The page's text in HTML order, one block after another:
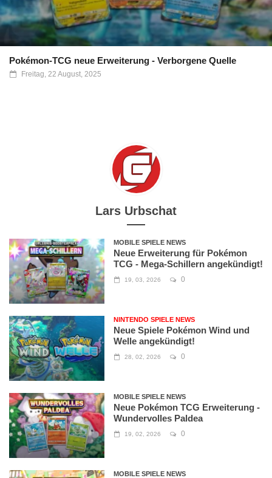
Pokémon-TCG neue Erweiterung - Verborgene Quelle
Freitag, 22 August, 2025
Lars Urbschat
MOBILE SPIELE NEWS
Neue Erweiterung für Pokémon
TCG - Mega-Schillern angekündigt!
19, 03, 2026 0
NINTENDO SPIELE NEWS
Neue Spiele Pokémon Wind und
Welle angekündigt!
28, 02, 2026 0
MOBILE SPIELE NEWS
Neue Pokémon TCG Erweiterung -
Wundervolles Paldea
19, 02, 2026 0
MOBILE SPIELE NEWS